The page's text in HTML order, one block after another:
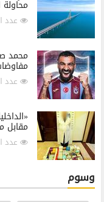
محاولة
عدد
محمد
عدد
مقابل
عدد
وسوم